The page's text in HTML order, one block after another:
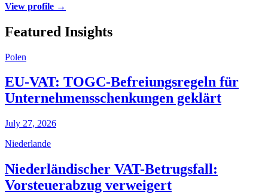
View profile →
Featured Insights
Polen
EU-VAT: TOGC-Befreiungsregeln für
Unternehmensschenkungen geklärt
July 27, 2026
Niederlande
Niederländischer VAT-Betrugsfall:
Vorsteuerabzug verweigert